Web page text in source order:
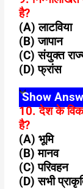
है?
(A) लाटविया
(B) जापान
(C) संयुक्त
(D) फ्रांस
Show
10. देश के
है?
(A) भूमि
(B) मानव
(C) परिवहन
(D) सभी